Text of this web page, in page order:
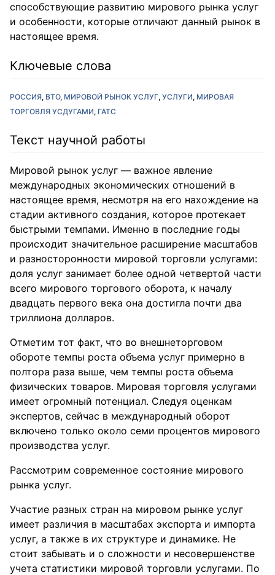
способствующие развитию мирового рынка услуг
и особенности, которые отличают данный рынок в
настоящее время.
Ключевые слова
РОССИЯ ВТО МИРОВОЙ РЫНОК УСЛУГ УСЛУГИ МИРОВАЯ
ТОРГОВЛЯ УСДУГАМИ ГАТС
Текст научной работы
Мировой рынок услуг — важное явление
международных экономических отношений в
настоящее время, несмотря на его нахождение на
стадии активного создания, которое протекает
быстрыми темпами. Именно в последние годы
происходит значительное расширение масштабов
и разносторонности мировой торговли услугами:
доля услуг занимает более одной четвертой части
всего мирового торгового оборота, к началу
двадцать первого века она достигла почти два
триллиона долларов.
Отметим тот факт, что во внешнеторговом
обороте темпы роста объема услуг примерно в
полтора раза выше, чем темпы роста объема
физических товаров. Мировая торговля услугами
имеет огромный потенциал. Следуя оценкам
экспертов, сейчас в международный оборот
включено только около семи процентов мирового
производства услуг.
Рассмотрим современное состояние мирового
рынка услуг.
Участие разных стран на мировом рынке услуг
имеет различия в масштабах экспорта и импорта
услуг, а также в их структуре и динамике. Не
стоит забывать и о сложности и несовершенстве
учета статистики мировой торговли услугами. По